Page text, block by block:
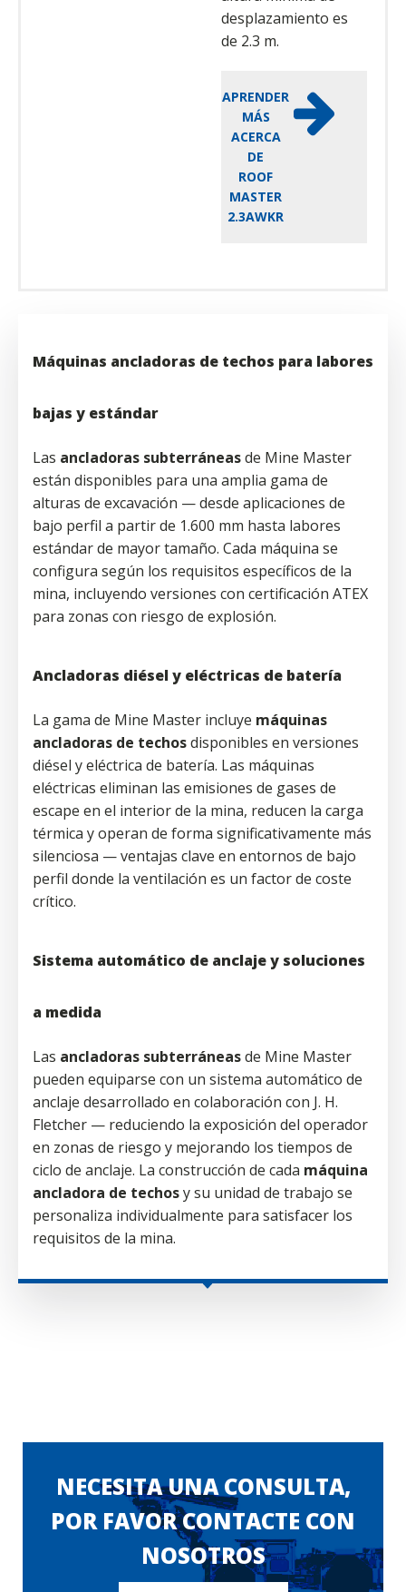
desplazamiento es
de 2.3 m.
APRENDER
MÁS
ACERCA
DE
ROOF
MASTER
2.3AWKR
Máquinas ancladoras de techos para labores
bajas y estándar
Las ancladoras subterráneasde Mine Master
están disponibles para una amplia gama de
alturas de excavación — desde aplicaciones de
bajo perfil a partir de 1.600 mm hasta labores
estándar de mayor tamaño. Cada máquina se
configura según los requisitos específicos de la
mina, incluyendo versiones con certificación ATEX
para zonas con riesgo de explosión.
Ancladoras diésel y eléctricas de batería
La gama de Mine Master incluye máquinas
ancladoras de techosdisponibles en versiones
diésel y eléctrica de batería. Las máquinas
eléctricas eliminan las emisiones de gases de
escape en el interior de la mina, reducen la carga
térmica y operan de forma significativamente más
silenciosa — ventajas clave en entornos de bajo
perfil donde la ventilación es un factor de coste
crítico.
Sistema automático de anclaje y soluciones
a medida
Las ancladoras subterráneasde Mine Master
pueden equiparse con un sistema automático de
anclaje desarrollado en colaboración con J. H.
Fletcher — reduciendo la exposición del operador
en zonas de riesgo y mejorando los tiempos de
ciclo de anclaje. La construcción de cada máquina
ancladora de techosy su unidad de trabajo se
personaliza individualmente para satisfacer los
requisitos de la mina.
NECESITA UNA CONSULTA,
POR FAVOR CONTACTE CON
NOSOTROS